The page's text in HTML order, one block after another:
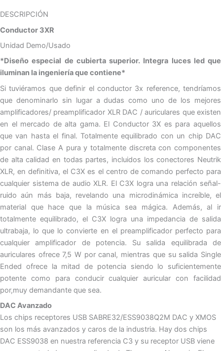
DESCRIPCIÓN
Conductor 3XR
Unidad Demo/Usado
*Diseño especial de cubierta superior. Integra luces led que
iluminan la ingeniería que contiene*
Si tuviéramos que definir el conductor 3x reference, tendríamos
que denominarlo sin lugar a dudas como uno de los mejores
amplificadores/ preamplificador XLR DAC / auriculares que existen
en el mercado de alta gama. El Conductor 3X es para aquellos
que van hasta el final. Totalmente equilibrado con un chip DAC
por canal. Clase A pura y totalmente discreta con componentes
de alta calidad en todas partes, incluidos los conectores Neutrik
XLR, en definitiva, el C3X es el centro de comando perfecto para
cualquier sistema de audio XLR. El C3X logra una relación señal-
ruido aún más baja, revelando una microdinámica increíble, el
material que hace que la música sea mágica. Además, al ir
totalmente equilibrado, el C3X logra una impedancia de salida
ultrabaja, lo que lo convierte en el preamplificador perfecto para
cualquier amplificador de potencia. Su salida equilibrada de
auriculares ofrece 7,5 W por canal, mientras que su salida Single
Ended ofrece la mitad de potencia siendo lo suficientemente
potente como para conducir cualquier auricular con facilidad
por,muy demandante que sea.
DAC Avanzado
Los chips receptores USB SABRE32/ESS9038Q2M DAC y XMOS
son los más avanzados y caros de la industria. Hay dos chips
DAC ESS9038 en nuestra referencia C3 y su receptor USB viene